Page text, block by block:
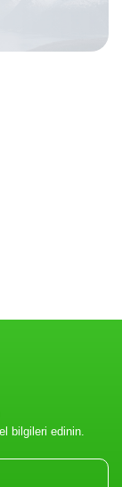
bilgileri edinin.